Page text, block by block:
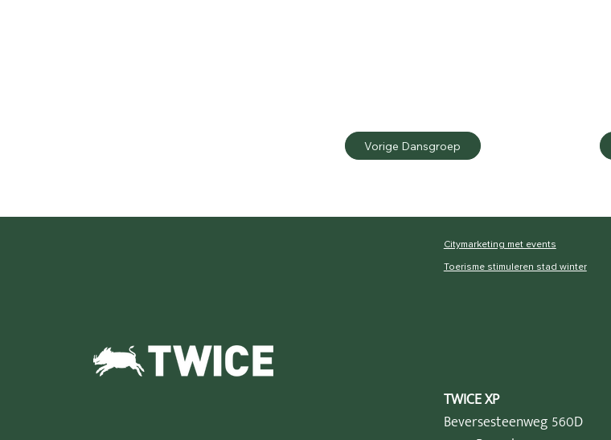
Vorige Dansgroep
Citymarketing met events
Toerisme stimuleren stad winter
TWICE XP
Beversesteenweg 560D